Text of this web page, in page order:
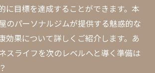
に目標を達成することができます。本
のパーソナルジムが提供する魅惑的な
効果について詳しくご紹介します。あ
スライフを次のレベルへと導く準備は